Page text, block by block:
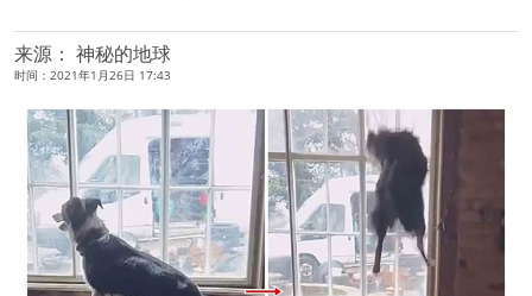
来源： 神秘的地球
时间：2021年1月26日 17:43